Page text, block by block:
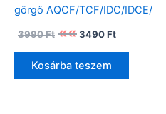
görgő AQCF/TCF/IDC/IDCE/
3990Ft
Original
price
was:
3990 Ft.
3490Ft
price
is:
Kosárba teszem